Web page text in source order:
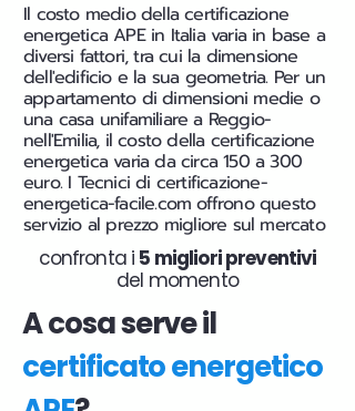
Il costo medio della certificazione
energetica APE in Italia varia in base a
diversi fattori, tra cui la dimensione
dell'edificio e la sua geometria. Per un
appartamento di dimensioni medie o
una casa unifamiliare a Reggio-
nell'Emilia, il costo della certificazione
energetica varia da circa 150 a 300
euro. I Tecnici di certificazione-
energetica-facile.com offrono questo
servizio al prezzo migliore sul mercato
confronta i 5 migliori preventivi
del momento
A cosa serve il
certificato energetico